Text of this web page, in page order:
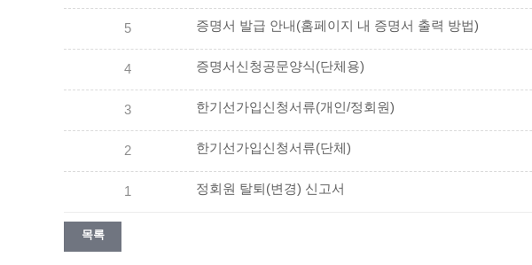
5 증명서 발급 안내(홈페이지 내 증명서 출력 방법)
4 증명서신청공문양식(단체용)
3 한기선가입신청서류(개인/정회원)
2 한기선가입신청서류(단체)
1 정회원 탈퇴(변경) 신고서
목록